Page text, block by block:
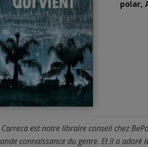
polar,
est notre libraire conseil chez
connaissance du genre. Et il a adoré